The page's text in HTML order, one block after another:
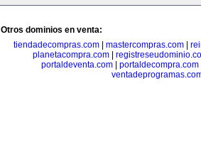
Otros dominios en venta:
tiendadecompras.com| mastercompras.com|
planetacompra.com|
portaldeventa.com
portaldecompra.com